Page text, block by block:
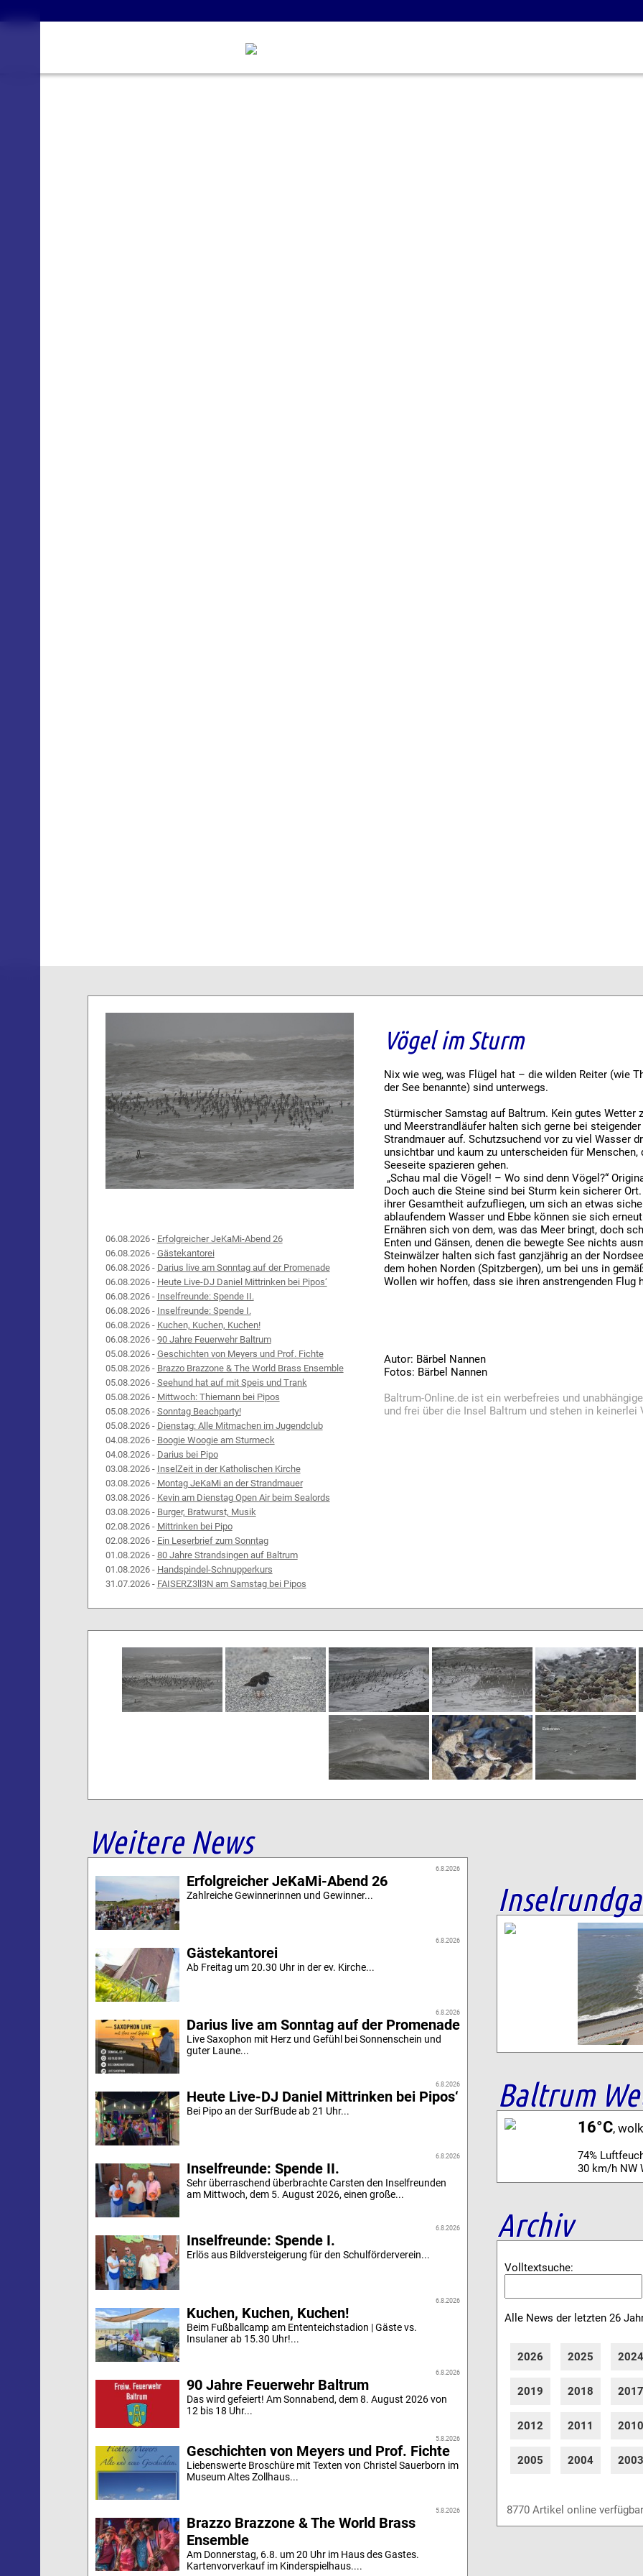
06.08.2026 - Erfolgreicher JeKaMi-Abend 26
06.08.2026 - Gästekantorei
06.08.2026 - Darius live am Sonntag auf der Promenade
06.08.2026 - Heute Live-DJ Daniel Mittrinken bei Pipos‘
06.08.2026 - Inselfreunde: Spende II.
06.08.2026 - Inselfreunde: Spende I.
06.08.2026 - Kuchen, Kuchen, Kuchen!
06.08.2026 - 90 Jahre Feuerwehr Baltrum
05.08.2026 - Geschichten von Meyers und Prof. Fichte
05.08.2026 - Brazzo Brazzone & The World Brass Ensemble
05.08.2026 - Seehund hat auf mit Speis und Trank
05.08.2026 - Mittwoch: Thiemann bei Pipos
05.08.2026 - Sonntag Beachparty!
05.08.2026 - Dienstag: Alle Mitmachen im Jugendclub
04.08.2026 - Boogie Woogie am Sturmeck
04.08.2026 - Darius bei Pipo
03.08.2026 - InselZeit in der Katholischen Kirche
03.08.2026 - Montag JeKaMi an der Strandmauer
03.08.2026 - Kevin am Dienstag Open Air beim Sealords
03.08.2026 - Burger, Bratwurst, Musik
02.08.2026 - Mittrinken bei Pipo
02.08.2026 - Ein Leserbrief zum Sonntag
01.08.2026 - 80 Jahre Strandsingen auf Baltrum
01.08.2026 - Handspindel-Schnupperkurs
31.07.2026 - FAISERZ3ll3N am Samstag bei Pipos
Vögel im Sturm
Nix wie weg, was Flügel hat – die wilden Reiter (wie
der See benannte) sind unterwegs.
Stürmischer Samstag auf Baltrum. Kein gutes Wetter
und Meerstrandläufer halten sich gerne bei
Strandmauer auf. Schutzsuchend vor zu viel Wasser
unsichtbar und kaum zu unterscheiden für
Seeseite spazieren gehen.
„Schau mal die Vögel! – Wo sind denn Vögel?“
Doch auch die Steine sind bei Sturm kein sicherer
ihrer Gesamtheit aufzufliegen, um sich an etwas
ablaufendem Wasser und Ebbe können sie sich
Ernähren sich von dem, was das Meer bringt, doch
Enten und Gänsen, denen die bewegte See nichts
Steinwälzer halten sich fast ganzjährig an der
dem hohen Norden (Spitzbergen), um bei uns in
Wollen wir hoffen, dass sie ihren anstrengenden Flug
Autor: Bärbel Nannen
Fotos: Bärbel Nannen
Baltrum-Online.de ist ein werbefreies und
und frei über die Insel Baltrum und stehen in keinerlei
Weitere News
6.8.2026
Erfolgreicher JeKaMi-Abend 26
Zahlreiche Gewinnerinnen und Gewinner...
6.8.2026
Gästekantorei
Ab Freitag um 20.30 Uhr in der ev. Kirche...
6.8.2026
Darius live am Sonntag auf der Promenade
Live Saxophon mit Herz und Gefühl bei Sonnenschein und
guter Laune...
6.8.2026
Heute Live-DJ Daniel Mittrinken bei Pipos‘
Bei Pipo an der SurfBude ab 21 Uhr...
6.8.2026
Inselfreunde: Spende II.
Sehr überraschend überbrachte Carsten den Inselfreunden
am Mittwoch, dem 5. August 2026, einen große...
6.8.2026
Inselfreunde: Spende I.
Erlös aus Bildversteigerung für den Schulförderverein...
6.8.2026
Kuchen, Kuchen, Kuchen!
Beim Fußballcamp am Ententeichstadion | Gäste vs.
Insulaner ab 15.30 Uhr!...
6.8.2026
90 Jahre Feuerwehr Baltrum
Das wird gefeiert! Am Sonnabend, dem 8. August 2026 von
12 bis 18 Uhr...
5.8.2026
Geschichten von Meyers und Prof. Fichte
Liebenswerte Broschüre mit Texten von Christel Sauerborn im
Museum Altes Zollhaus...
5.8.2026
Brazzo Brazzone & The World Brass
Ensemble
Am Donnerstag, 6.8. um 20 Uhr im Haus des Gastes.
Kartenvorverkauf im Kinderspielhaus....
Baltrum
16°C,
74%
30 km/h NW
Archiv
Volltextsuche:
Alle News der letzten 26
2026 2025
2019 2018
2012 2011
2005 2004
8770 Artikel online